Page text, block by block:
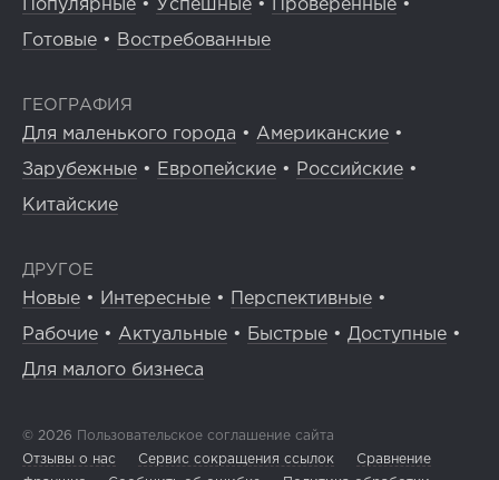
Популярные • Успешные • Проверенные •
Готовые • Востребованные
ГЕОГРАФИЯ
Для маленького города • Американские •
Зарубежные • Европейские • Российские •
Китайские
ДРУГОЕ
Новые • Интересные • Перспективные •
Рабочие • Актуальные • Быстрые • Доступные •
Для малого бизнеса
© 2026 Пользовательское соглашение сайта
Отзывы о нас
Сервис сокращения ссылок
Сравнение